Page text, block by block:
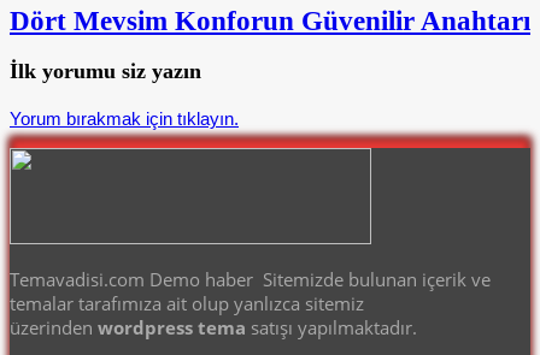
Dört Mevsim Konforun Güvenilir Anahtarı
İlk yorumu siz yazın
Yorum bırakmak için tıklayın.
Temavadisi.com Demo haber Sitemizde bulunan içerik ve
temalar tarafımıza ait olup yanlızca sitemiz
üzerinden wordpress tema satışı yapılmaktadır.